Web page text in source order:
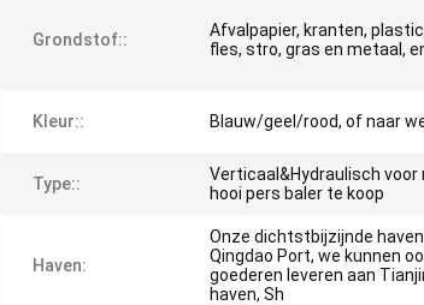
Grondstof::
Afvalpapier, kranten,
fles, stro, gras en metaal,
Kleur:: Blauw/geel/rood, of naar
Type::
Verticaal&Hydraulisch voor
hooi pers baler te koop
Haven:
Onze dichtstbijzijnde
Qingdao Port, we kunnen
goederen leveren aan
haven, Sh